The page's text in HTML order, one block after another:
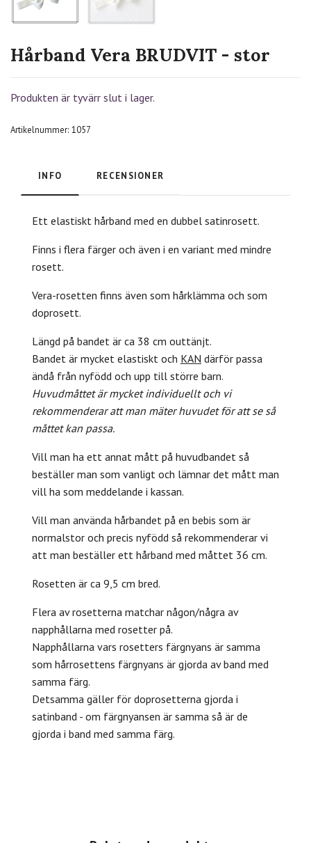
Hårband Vera BRUDVIT - stor
Produkten är tyvärr slut i lager.
Artikelnummer: 1057
INFO RECENSIONER
Ett elastiskt hårband med en dubbel satinrosett.
Finns i flera färger och även i en variant med mindre
rosett.
Vera-rosetten finns även som hårklämma och som
doprosett.
Längd på bandet är ca 38 cm outtänjt.
Bandet är mycket elastiskt och KAN därför passa
ändå från nyfödd och upp till större barn.
Huvudmåttet är mycket individuellt och vi
rekommenderar att man mäter huvudet för att se så
måttet kan passa.
Vill man ha ett annat mått på huvudbandet så
beställer man som vanligt och lämnar det mått man
vill ha som meddelande i kassan.
Vill man använda hårbandet på en bebis som är
normalstor och precis nyfödd så rekommenderar vi
att man beställer ett hårband med måttet 36 cm.
Rosetten är ca 9,5 cm bred.
Flera av rosetterna matchar någon/några av
napphållarna med rosetter på.
Napphållarna vars rosetters färgnyans är samma
som hårrosettens färgnyans är gjorda av band med
samma färg.
Detsamma gäller för doprosetterna gjorda i
satinband - om färgnyansen är samma så är de
gjorda i band med samma färg.